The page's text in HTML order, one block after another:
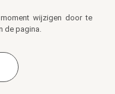
wijzigen door te
de pagina.